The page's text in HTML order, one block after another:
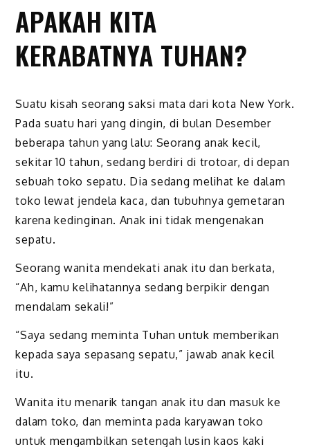
APAKAH KITA
KERABATNYA TUHAN?
Suatu kisah seorang saksi mata dari kota New York.
Pada suatu hari yang dingin, di bulan Desember
beberapa tahun yang lalu: Seorang anak kecil,
sekitar 10 tahun, sedang berdiri di trotoar, di depan
sebuah toko sepatu. Dia sedang melihat ke dalam
toko lewat jendela kaca, dan tubuhnya gemetaran
karena kedinginan. Anak ini tidak mengenakan
sepatu.
Seorang wanita mendekati anak itu dan berkata,
“Ah, kamu kelihatannya sedang berpikir dengan
mendalam sekali!”
“Saya sedang meminta Tuhan untuk memberikan
kepada saya sepasang sepatu,” jawab anak kecil
itu.
Wanita itu menarik tangan anak itu dan masuk ke
dalam toko, dan meminta pada karyawan toko
untuk mengambilkan setengah lusin kaos kaki